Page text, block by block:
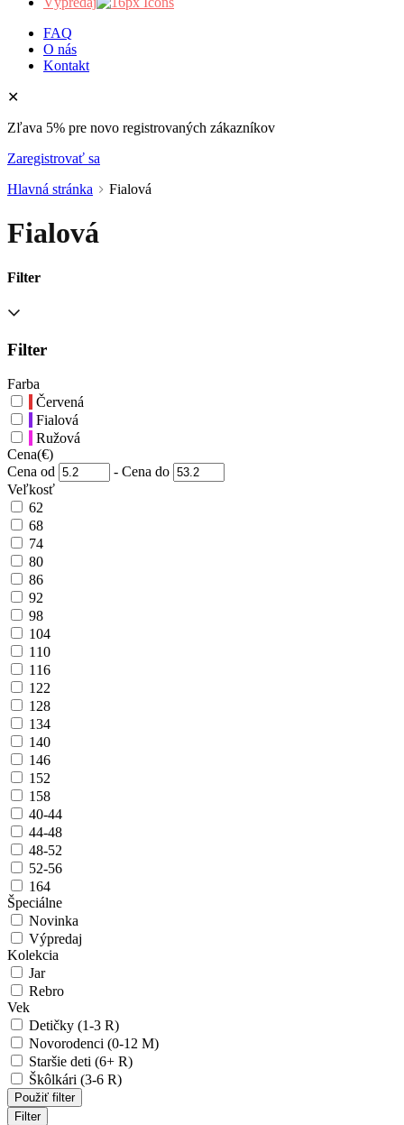
FAQ
O nás
Kontakt
✕
Zľava 5% pre novo registrovaných zákazníkov
Zaregistrovať sa
Hlavná stránka
Fialová
Fialová
Filter
Filter
Farba
Červená
Fialová
Ružová
Cena(€)
Cena od
- Cena do
Veľkosť
62
68
74
80
86
92
98
104
110
116
122
128
134
140
146
152
158
40-44
44-48
48-52
52-56
164
Špeciálne
Novinka
Výpredaj
Kolekcia
Jar
Rebro
Vek
Detičky (1-3 R)
Novorodenci (0-12 M)
Staršie deti (6+ R)
Škôlkári (3-6 R)
Použiť filter
Filter